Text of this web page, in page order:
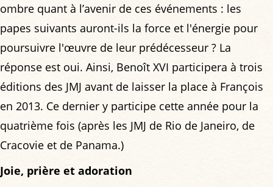
ombre quant à l’avenir de ces événements : les
papes suivants auront-ils la force et l'énergie pour
poursuivre l'œuvre de leur prédécesseur ? La
réponse est oui. Ainsi, Benoît XVI participera à trois
éditions des JMJ avant de laisser la place à François
en 2013. Ce dernier y participe cette année pour la
quatrième fois (après les JMJ de Rio de Janeiro, de
Cracovie et de Panama.)
Joie, prière et adoration